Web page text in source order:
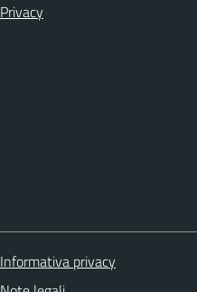
Privacy
Informativa privacy